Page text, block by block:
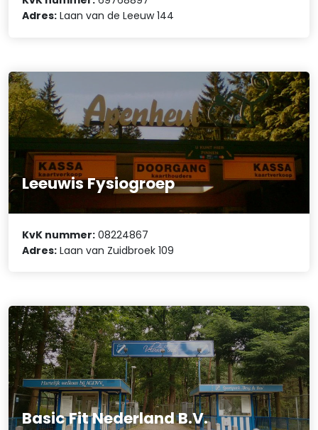
Adres: Laan van de Leeuw 144
Leeuwis Fysiogroep
KvK nummer: 08224867
Adres: Laan van Zuidbroek 109
Basic Fit Nederland B.V.